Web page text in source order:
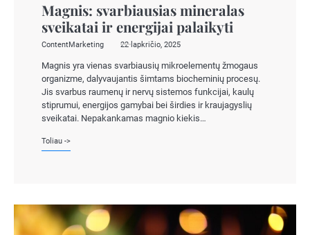
Magnis: svarbiausias mineralas
sveikatai ir energijai palaikyti
ContentMarketing 22 lapkričio, 2025
Magnis yra vienas svarbiausių mikroelementų žmogaus
organizme, dalyvaujantis šimtams biocheminių procesų.
Jis svarbus raumenų ir nervų sistemos funkcijai, kaulų
stiprumui, energijos gamybai bei širdies ir kraujagyslių
sveikatai. Nepakankamas magnio kiekis…
Toliau ->